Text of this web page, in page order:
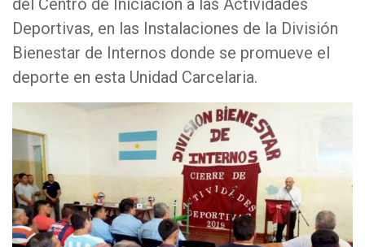
del Centro de Iniciación a las Actividades
Deportivas, en las Instalaciones de la División
Bienestar de Internos donde se promueve el
deporte en esta Unidad Carcelaria.